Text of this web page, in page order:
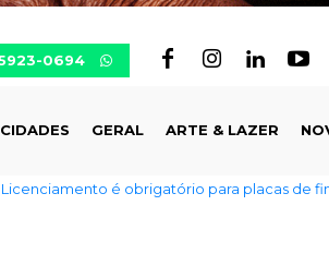
0694
CIDADES GERAL ARTE & LAZER
Endividamento das famílias sobe para 82%,